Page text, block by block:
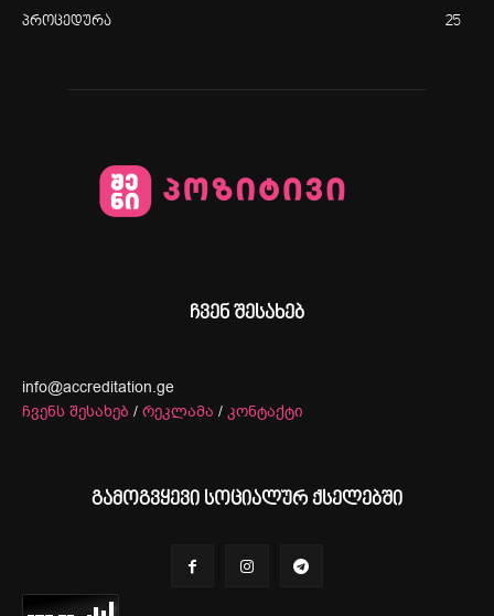
პროცედურა 25
ჩვენ შესახებ
info@accreditation.ge
ჩვენს შესახებ / რეკლამა / კონტაქტი
გამოგვყევი სოციალურ ქსელებში